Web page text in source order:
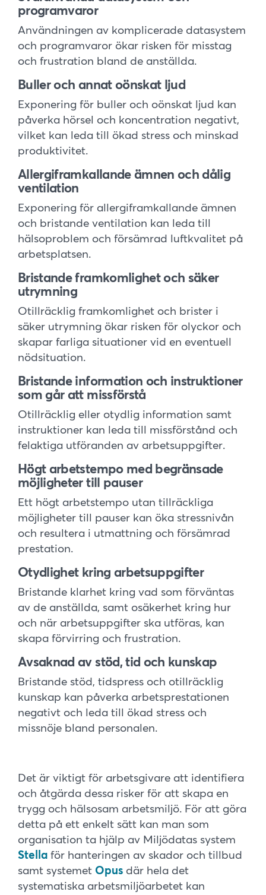
programvaror
Användningen av komplicerade datasystem
och programvaror ökar risken för misstag
och frustration bland de anställda.
Buller och annat oönskat ljud
Exponering för buller och oönskat ljud kan
påverka hörsel och koncentration negativt,
vilket kan leda till ökad stress och minskad
produktivitet.
Allergiframkallande ämnen och dålig
ventilation
Exponering för allergiframkallande ämnen
och bristande ventilation kan leda till
hälsoproblem och försämrad luftkvalitet på
arbetsplatsen.
Bristande framkomlighet och säker
utrymning
Otillräcklig framkomlighet och brister i
säker utrymning ökar risken för olyckor och
skapar farliga situationer vid en eventuell
nödsituation.
Bristande information och instruktioner
som går att missförstå
Otillräcklig eller otydlig information samt
instruktioner kan leda till missförstånd och
felaktiga utföranden av arbetsuppgifter.
Högt arbetstempo med begränsade
möjligheter till pauser
Ett högt arbetstempo utan tillräckliga
möjligheter till pauser kan öka stressnivån
och resultera i utmattning och försämrad
prestation.
Otydlighet kring arbetsuppgifter
Bristande klarhet kring vad som förväntas
av de anställda, samt osäkerhet kring hur
och när arbetsuppgifter ska utföras, kan
skapa förvirring och frustration.
Avsaknad av stöd, tid och kunskap
Bristande stöd, tidspress och otillräcklig
kunskap kan påverka arbetsprestationen
negativt och leda till ökad stress och
missnöje bland personalen.
Det är viktigt för arbetsgivare att identifiera
och åtgärda dessa risker för att skapa en
trygg och hälsosam arbetsmiljö. För att göra
detta på ett enkelt sätt kan man som
organisation ta hjälp av Miljödatas system
Stella för hanteringen av skador och tillbud
samt systemet Opus där hela det
systematiska arbetsmiljöarbetet kan